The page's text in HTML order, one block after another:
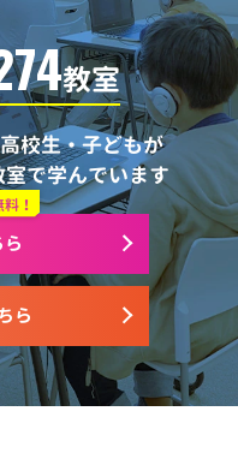
教室
校生・子どもが
で学んでいます
ら
！